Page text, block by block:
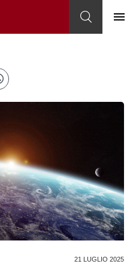
21 LUGLIO 2025